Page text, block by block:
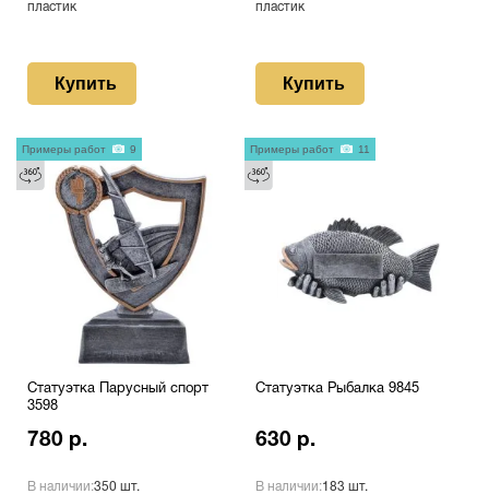
пластик
Купить
пластик
Купить
Статуэтка Парусный спорт
3598
780 р.
В наличии:350 шт.
Примеры работ 9
Статуэтка Рыбалка 9845
630 р.
В наличии:183 шт.
Примеры работ 11